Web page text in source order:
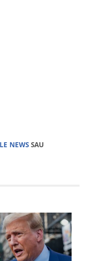
NEWS SAU